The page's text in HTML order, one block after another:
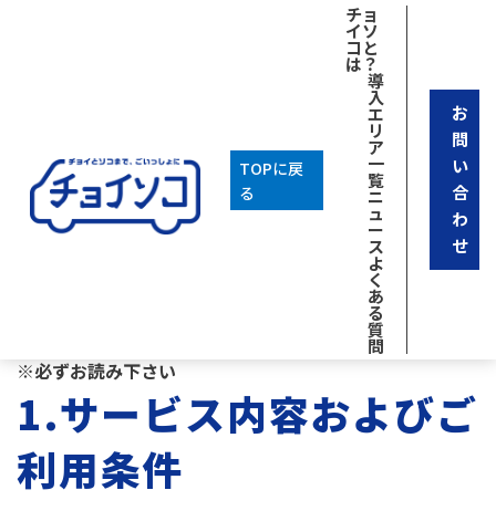
TOPに戻
る
チョ
イソ
コと
は？
導
入
エ
リ
ア
一
覧
ニ
ュ
ー
ス
よ
く
あ
る
質
問
お
問
い
合
わ
せ
「チョイソコたか
はま」会員規約
※必ずお読み下さい
1.サービス内容およびご
利用条件